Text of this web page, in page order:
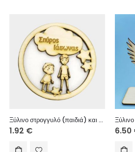
Ξύλινο στρογγυλό (παιδιά) και σύννεφο με (ονόματα της αρεσκείας σας) 10 εκ.
1.92 € 6.50